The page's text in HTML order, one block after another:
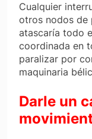
Cualquier
otros nodos de
atascaría todo
coordinada en
paralizar por
maquinaria
Darle un